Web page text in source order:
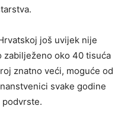
još uvijek nije
zabilježeno oko 40 tisuća
znatno veći, moguće od
svake godine